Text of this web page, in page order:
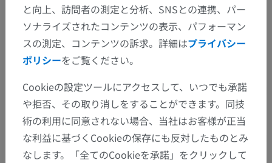
人体解剖学1
動物の比較解剖学
翻訳
と向上、訪問者の測定と分析、SNSとの連携、パー
ソナライズされたコンテンツの表示、パフォーマン
スの測定、コンテンツの訴求。詳細はプライバシー
ポリシーをご覧ください。
Cookieの設定ツールにアクセスして、いつでも承諾
や拒否、その取り消しをすることができます。同技
術の利用に同意されない場合、当社はお客様が正当
な利益に基づくCookieの保存にも反対したものとみ
なします。「全てのCookieを承諾」をクリックして